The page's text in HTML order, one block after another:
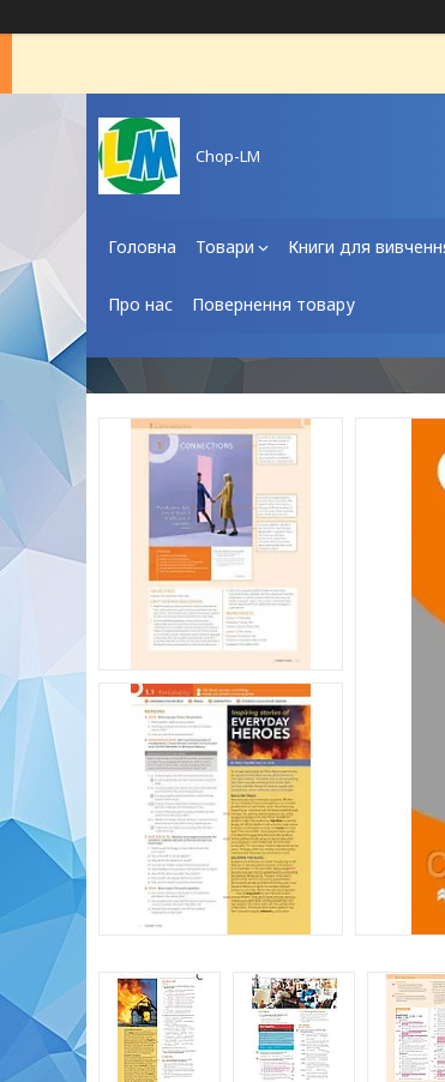
Chop-LM
Головна Товари Книги для
Про нас Повернення товару